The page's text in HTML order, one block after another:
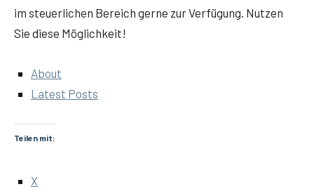
im steu­er­li­chen Bereich ger­ne zur Ver­fü­gung. Nut­zen
Sie die­se Möglichkeit!
About
Latest Posts
Teilen mit:
X